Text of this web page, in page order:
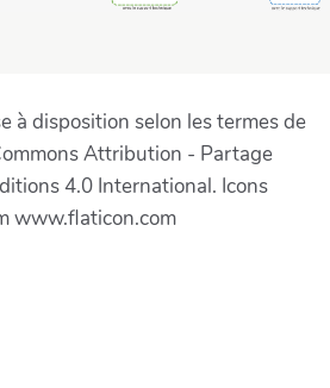
à disposition selon les termes de
Attribution - Partage
4.0 International. Icons
www.flaticon.com